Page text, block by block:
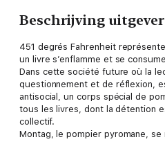
Beschrijving uitgever
451 degrés Fahrenheit
un livre s’enflamme et se
Dans cette société future où la
questionnement et de réflexion,
antisocial, un corps spécial de
tous les livres, dont la détention
collectif.
Montag, le pompier pyromane,